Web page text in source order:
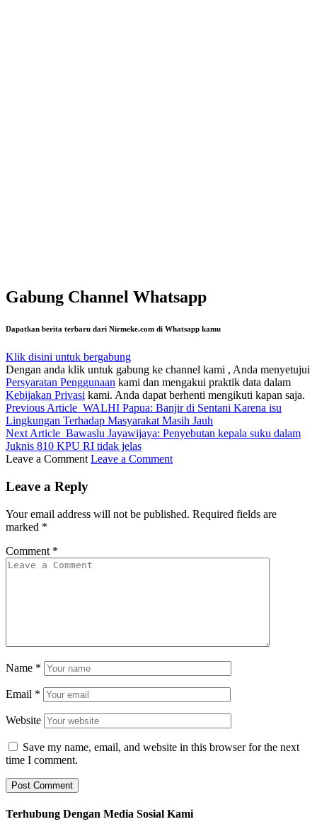
Gabung Channel Whatsapp
Dapatkan berita terbaru dari Nirmeke.com di Whatsapp kamu
Klik disini untuk bergabung
Dengan anda klik untuk gabung ke channel kami , Anda menyetujui
Persyaratan Penggunaan kami dan mengakui praktik data dalam
Kebijakan Privasi kami. Anda dapat berhenti mengikuti kapan saja.
Previous Article WALHI Papua: Banjir di Sentani Karena isu
Lingkungan Terhadap Masyarakat Masih Jauh
Next Article Bawaslu Jayawijaya: Penyebutan kepala suku dalam
Juknis 810 KPU RI tidak jelas
Leave a Comment Leave a Comment
Leave a Reply
Your email address will not be published. Required fields are
marked *
Comment *
Name *
Email *
Website
Save my name, email, and website in this browser for the next
time I comment.
Terhubung Dengan Media Sosial Kami